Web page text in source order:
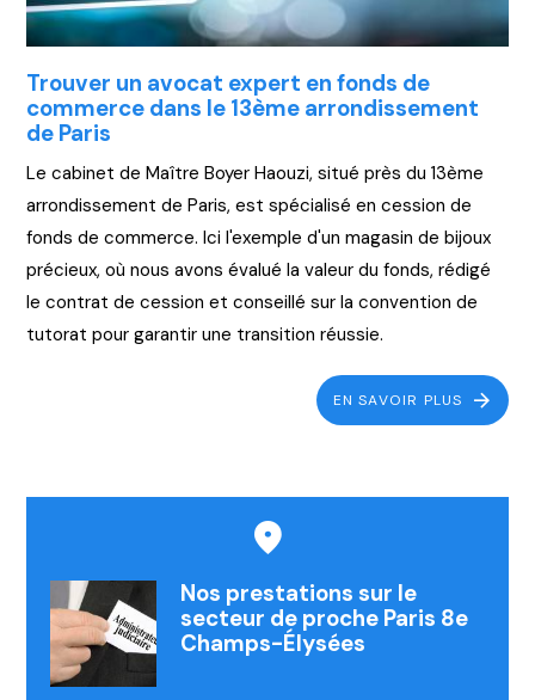
Trouver un avocat expert en fonds de
commerce dans le 13ème arrondissement
de Paris
Le cabinet de Maître Boyer Haouzi, situé près du 13ème
arrondissement de Paris, est spécialisé en cession de
fonds de commerce. Ici l'exemple d'un magasin de bijoux
précieux, où nous avons évalué la valeur du fonds, rédigé
le contrat de cession et conseillé sur la convention de
tutorat pour garantir une transition réussie.
EN SAVOIR PLUS
Nos prestations sur le
secteur de proche Paris 8e
Champs-Élysées